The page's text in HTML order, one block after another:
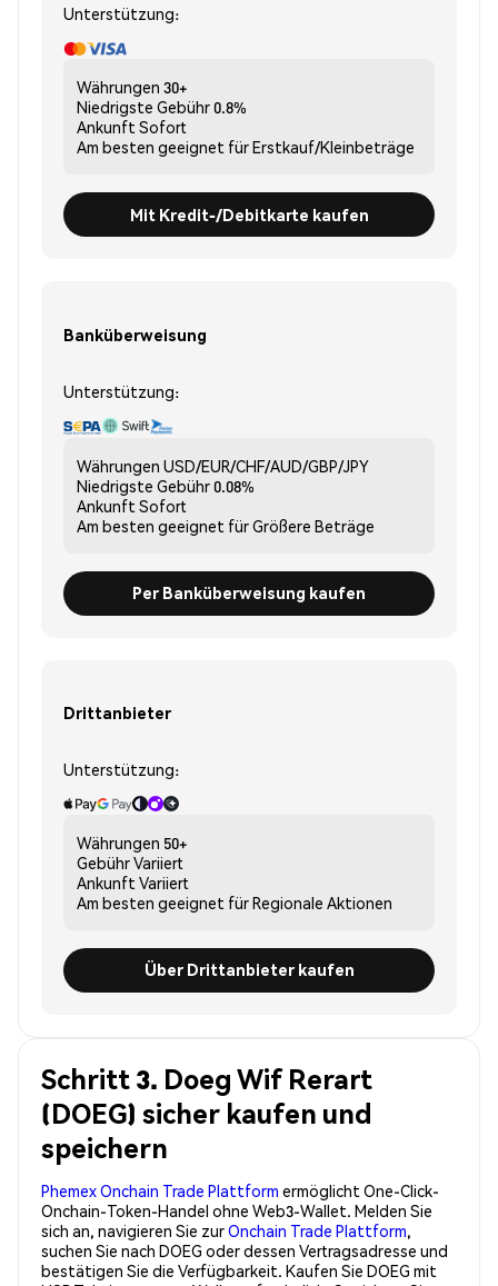
Unterstützung:
Währungen 30+
Niedrigste Gebühr0.8%
Ankunft Sofort
Am besten geeignet fürErstkauf/Kleinbeträge
Mit Kredit-/Debitkarte kaufen
Banküberweisung
Unterstützung:
Währungen USD/EUR/CHF/AUD/GBP/JPY
Niedrigste Gebühr0.08%
Ankunft Sofort
Am besten geeignet fürGrößere Beträge
Per Banküberweisung kaufen
Drittanbieter
Unterstützung:
Währungen 50+
GebührVariiert
Ankunft Variiert
Am besten geeignet fürRegionale Aktionen
Über Drittanbieter kaufen
Schritt 3. Doeg Wif Rerart
(DOEG) sicher kaufen und
speichern
Phemex Onchain Trade Plattform ermöglicht One-Click-
Onchain-Token-Handel ohne Web3-Wallet. Melden Sie
sich an, navigieren Sie zurOnchain Trade Plattform,
suchen Sie nach DOEG oder dessen Vertragsadresse und
bestätigen Sie die Verfügbarkeit. Kaufen Sie DOEG mit